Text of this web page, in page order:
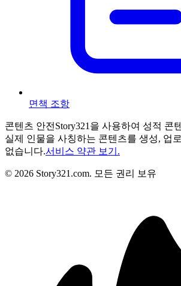
면책 조항
콘텐츠 안전 Story321을 사용하여 성적 콘
실제 인물을 사칭하는 콘텐츠를 생성, 업
없습니다.서비스 약관 보기.
© 2026 Story321.com. 모든 권리 보유